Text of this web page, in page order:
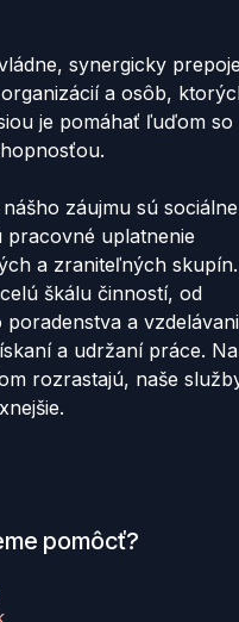
synergicky
a osôb,
je pomáhať ľuďom
záujmu sú
pracovné uplatnenie
a zraniteľných skupín.
škálu činností, od
poradenstva a
a udržaní práce.
rozrastajú, naše
pomôcť?